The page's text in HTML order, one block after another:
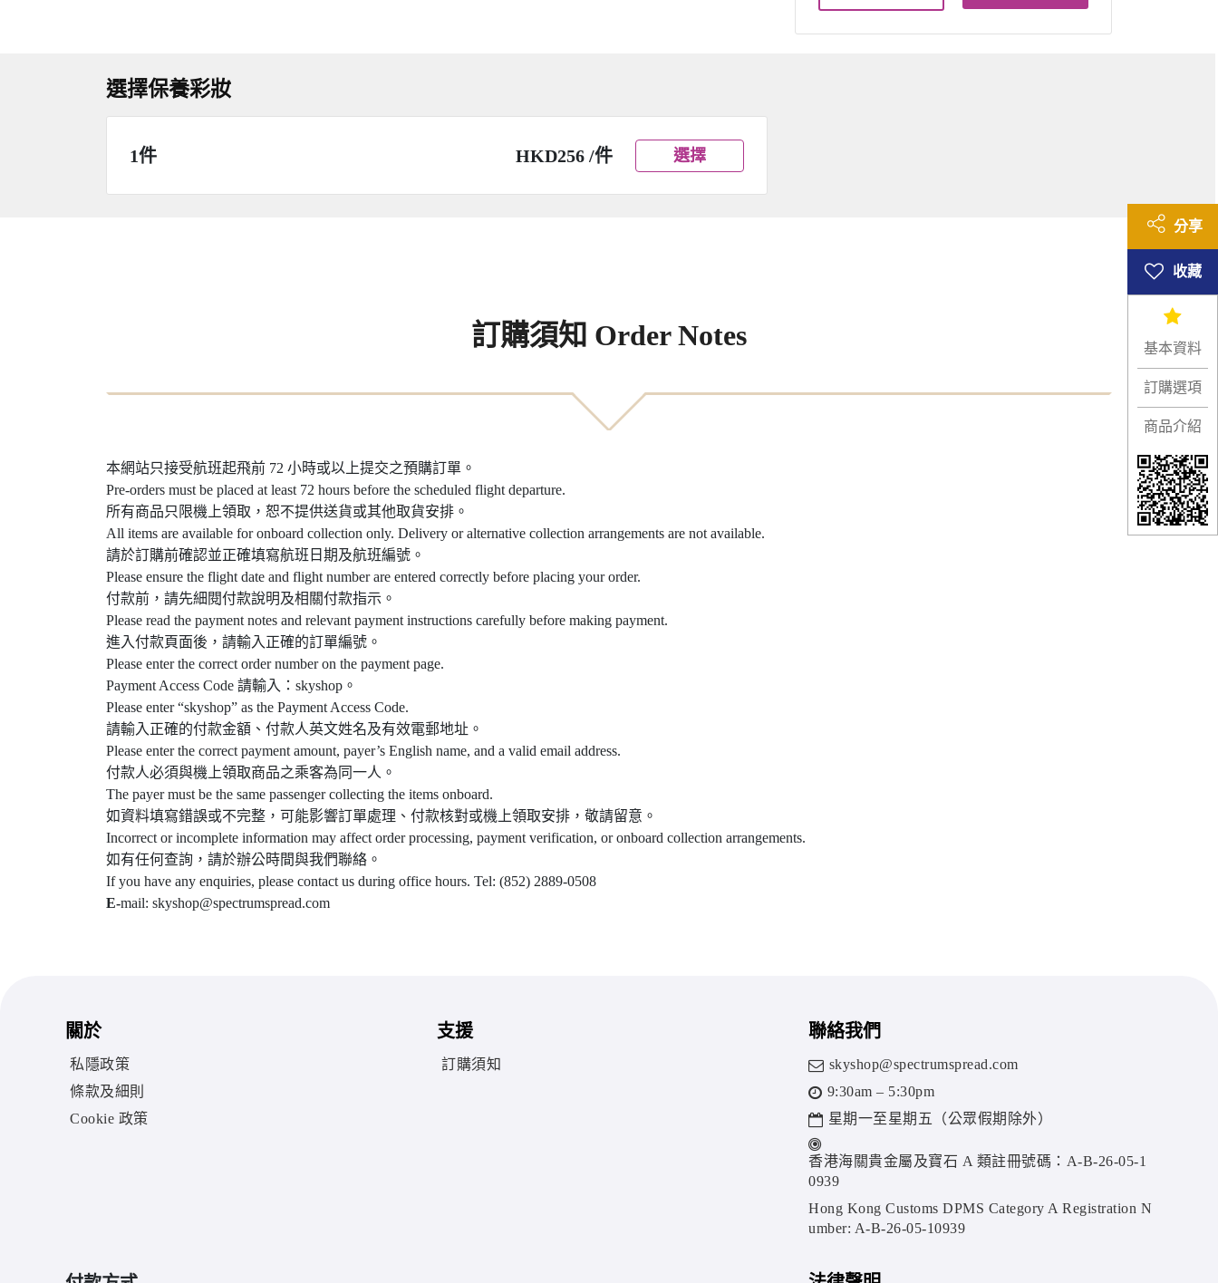
分享
基本資料
訂購選項
商品介紹
選擇保養彩妝
1件 HKD256 /件 選擇
訂購須知 Order Notes
本網站只接受航班起飛前 72 小時或以上提交之預購訂單。
Pre-orders must be placed at least 72 hours before the scheduled flight departure.
所有商品只限機上領取，恕不提供送貨或其他取貨安排。
All items are available for onboard collection only. Delivery or alternative collection arrangements are not available.
請於訂購前確認並正確填寫航班日期及航班編號。
Please ensure the flight date and flight number are entered correctly before placing your order.
付款前，請先細閱付款說明及相關付款指示。
Please read the payment notes and relevant payment instructions carefully before making payment.
進入付款頁面後，請輸入正確的訂單編號。
Please enter the correct order number on the payment page.
Payment Access Code 請輸入：skyshop。
Please enter “skyshop” as the Payment Access Code.
請輸入正確的付款金額、付款人英文姓名及有效電郵地址。
Please enter the correct payment amount, payer’s English name, and a valid email address.
付款人必須與機上領取商品之乘客為同一人。
The payer must be the same passenger collecting the items onboard.
如資料填寫錯誤或不完整，可能影響訂單處理、付款核對或機上領取安排，敬請留意。
Incorrect or incomplete information may affect order processing, payment verification, or onboard collection arrangements.
如有任何查詢，請於辦公時間與我們聯絡。
If you have any enquiries, please contact us during office hours. Tel: (852) 2889-0508
E-mail: skyshop@spectrumspread.com
關於
私隱政策
條款及細則
Cookie 政策
支援
訂購須知
聯絡我們
skyshop@spectrumspread.com
9:30am – 5:30pm
星期一至星期五（公眾假期除外）
香港海關貴金屬及寶石 A 類註冊號碼：A-B-26-05-1
0939
Hong Kong Customs DPMS Category A Registration N
umber: A-B-26-05-10939